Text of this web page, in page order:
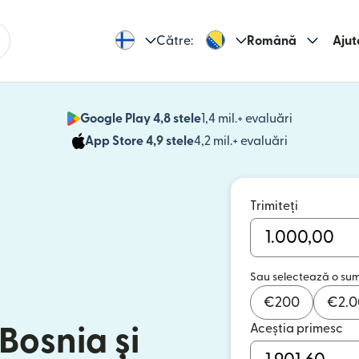
Către: Română
Google Play 4,8 stele1,4 mil.+ evaluări
(se
App Store 4,9 stele4,2 mil.+ evaluări
(se
și
Trimiteți
Sau selectează o
€200 €
Aceștia primesc